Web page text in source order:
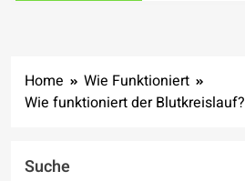
Home
Wie Funktioniert
Wie funktioniert der Blutkreislauf?
Suche